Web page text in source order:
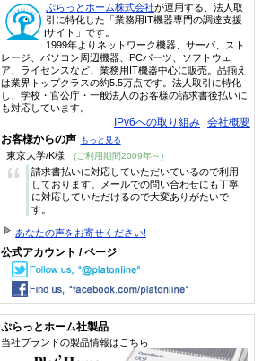
ぷらっとホーム株式会社が運用する、法人取
引に特化した「業務用IT機器専門の調達支援
サイト」です。
1999年よりネットワーク機器、サーバ、スト
レージ、パソコン周辺機器、PCパーツ、ソフトウェ
ア、ライセンスなど、業務用IT機器中心に販売。品揃え
は業界トップクラスの約5.5万点です。法人取引に特化
し、学校・官公庁・一般法人のお客様の請求書後払いに
も対応しています。
IPv6への取り組み 会社概要
お客様からの声 もっと見る
東京大学/K様 (ご利用期間2009年～)
“
請求書払いに対応していただいているので利用
しております。メールでの問い合わせにも丁寧
に対応していただけるので大変ありがたいで
す。
あなたの声をお寄せください!
公式アカウント / ページ
ぷらっとホーム社製品
当社ブランドの製品情報はこちら